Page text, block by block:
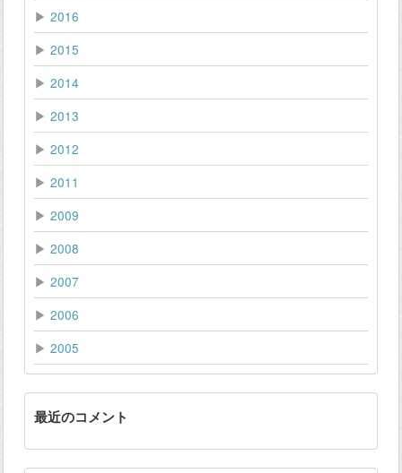
▶ 2016
▶ 2015
▶ 2014
▶ 2013
▶ 2012
▶ 2011
▶ 2009
▶ 2008
▶ 2007
▶ 2006
▶ 2005
最近のコメント